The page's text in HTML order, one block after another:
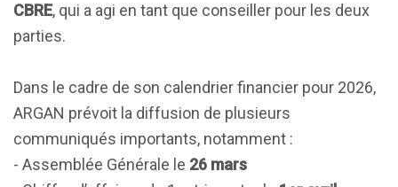
CBRE, qui a agi en tant que conseiller pour les deux
parties.
Dans le cadre de son calendrier financier pour 2026,
ARGAN prévoit la diffusion de plusieurs
communiqués importants, notamment :
- Assemblée Générale le 26 mars